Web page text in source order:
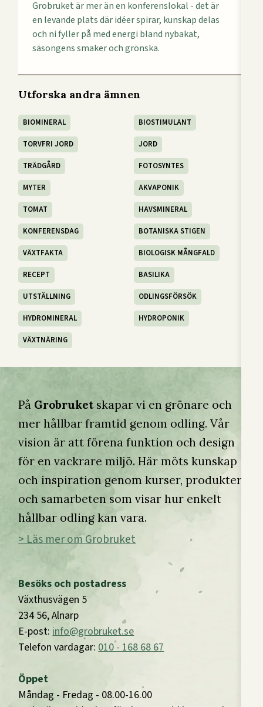
Grobruket är mer än en konferenslokal - det är
en levande plats där idéer spirar, kunskap delas
och ni fyller på med energi bland nybakat,
säsongens smaker och grönska.
Utforska andra ämnen
BIOMINERAL BIOSTIMULANT
TORVFRI JORD JORD
TRÄDGÅRD FOTOSYNTES
MYTER AKVAPONIK
TOMAT HAVSMINERAL
KONFERENSDAG BOTANISKA STIGEN
VÄXTFAKTA BIOLOGISK MÅNGFALD
RECEPT BASILIKA
UTSTÄLLNING ODLINGSFÖRSÖK
HYDROMINERAL HYDROPONIK
VÄXTNÄRING
På Grobruket skapar vi en grönare och
mer hållbar framtid genom odling. Vår
vision är att förena funktion och design
för en vackrare miljö. Här möts kunskap
och inspiration genom kurser, produkter
och samarbeten som visar hur enkelt
hållbar odling kan vara.
> Läs mer om Grobruket
Besöks och postadress
Växthusvägen 5
234 56, Alnarp
E-post:info@grobruket.se
Telefon vardagar:010 - 168 68 67
Öppet
Måndag - Fredag - 08.00-16.00